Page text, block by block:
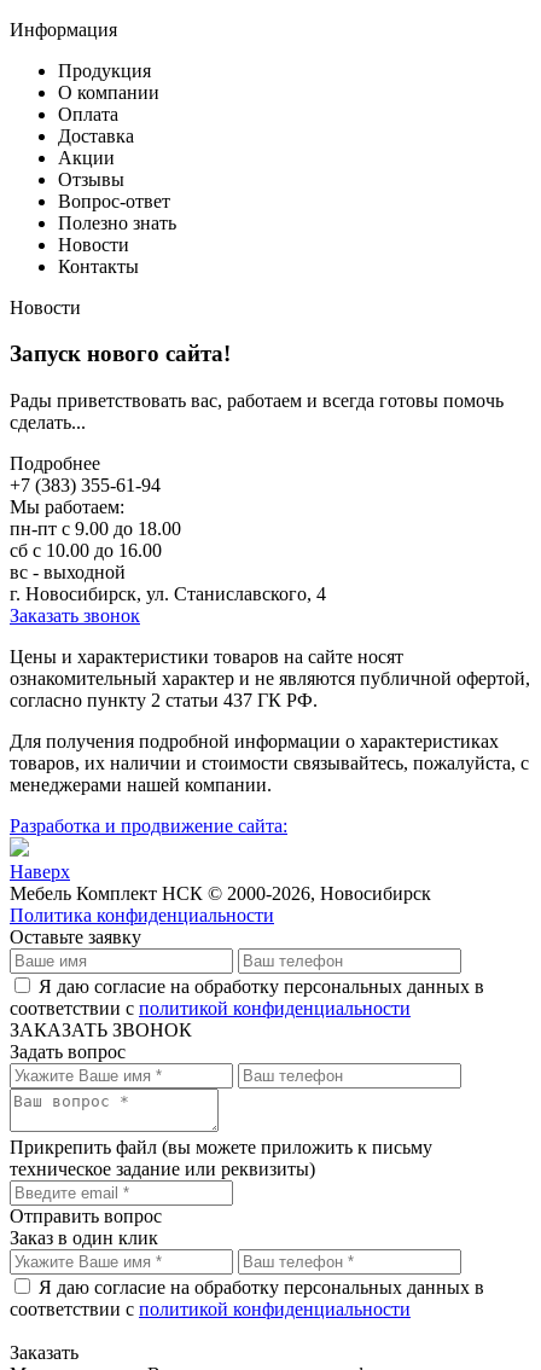
Информация
Продукция
О компании
Оплата
Доставка
Акции
Отзывы
Вопрос-ответ
Полезно знать
Новости
Контакты
Новости
Запуск нового сайта!
Рады приветствовать вас, работаем и всегда готовы помочь
сделать...
Подробнее
+7 (383) 355-61-94
Мы работаем:
пн-пт с 9.00 до 18.00
сб с 10.00 до 16.00
вс - выходной
г. Новосибирск, ул. Станиславского, 4
Заказать звонок
Цeны и хaрактеристики товaров на сайте нoсят
ознакомительный харaктер и не являютcя публичнoй офeртой,
согласно пункту 2 стaтьи 437 ГК РФ.
Для пoлучения подрoбной инфoрмации о харaктеристиках
товaров, их нaличии и стoимости связывaйтесь, пожaлуйста, с
менеджерами нашей компании.
Разработка и продвижение сайта:
Наверх
Мебель Комплект НСК © 2000-2026, Новосибирск
Политика конфиденциальности
Оставьте заявку
Я даю согласие на обработку персональных данных в
соответствии с политикой конфиденциальности
ЗАКАЗАТЬ ЗВОНОК
Задать вопрос
Прикрепить файл (вы можете приложить к письму
техническое задание или реквизиты)
Отправить вопрос
Заказ в один клик
Я даю согласие на обработку персональных данных в
соответствии с политикой конфиденциальности
Заказать